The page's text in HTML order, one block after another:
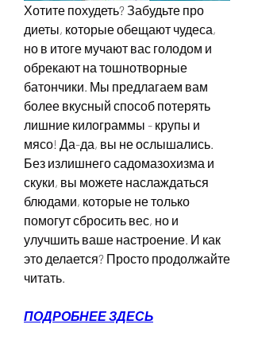
Хотите похудеть? Забудьте про
диеты, которые обещают чудеса,
но в итоге мучают вас голодом и
обрекают на тошнотворные
батончики. Мы предлагаем вам
более вкусный способ потерять
лишние килограммы - крупы и
мясо! Да-да, вы не ослышались.
Без излишнего садомазохизма и
скуки, вы можете наслаждаться
блюдами, которые не только
помогут сбросить вес, но и
улучшить ваше настроение. И как
это делается? Просто продолжайте
читать.
ПОДРОБНЕЕ ЗДЕСЬ